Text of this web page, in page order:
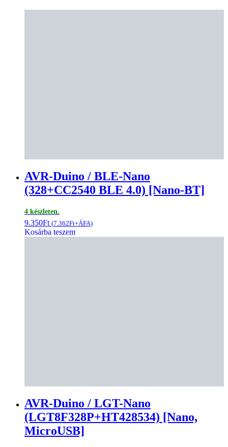
AVR-Duino / BLE-Nano
(328+CC2540 BLE 4.0) [Nano-BT]
4 készleten.
9.350Ft (7.362Ft+ÁFA)
Kosárba teszem
AVR-Duino / LGT-Nano
(LGT8F328P+HT428534) [Nano,
MicroUSB]